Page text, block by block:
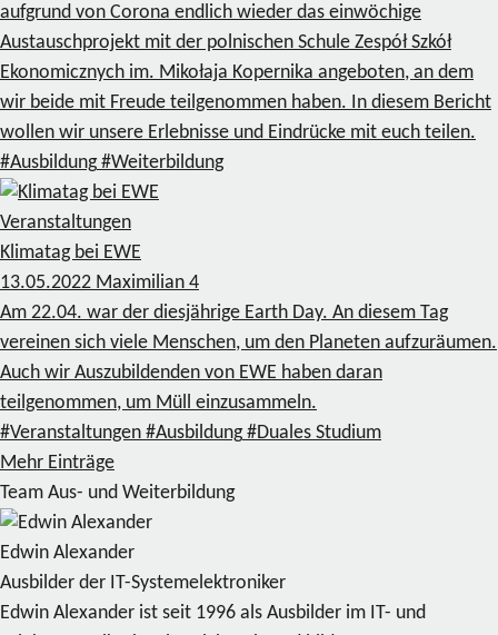
aufgrund von Corona endlich wieder das einwöchige
Austauschprojekt mit der polnischen Schule Zespół Szkół
Ekonomicznych im. Mikołaja Kopernika angeboten, an dem
wir beide mit Freude teilgenommen haben. In diesem Bericht
wollen wir unsere Erlebnisse und Eindrücke mit euch teilen.
#Ausbildung #Weiterbildung
Veranstaltungen
Klimatag bei EWE
13.05.2022 Maximilian 4
Am 22.04. war der diesjährige Earth Day. An diesem Tag
vereinen sich viele Menschen, um den Planeten aufzuräumen.
Auch wir Auszubildenden von EWE haben daran
teilgenommen, um Müll einzusammeln.
#Veranstaltungen #Ausbildung #Duales Studium
Mehr Einträge
Team Aus- und Weiterbildung
Edwin Alexander
Ausbilder der IT-Systemelektroniker
Edwin Alexander ist seit 1996 als Ausbilder im IT- und